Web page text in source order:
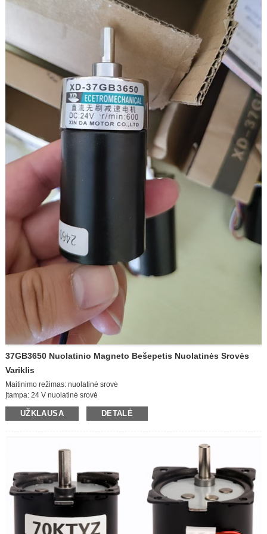
37GB3650 Nuolatinio Magneto Bešepetis Nuolatinės Srovės
Variklis
Maitinimo režimas: nuolatinė srovė
Įtampa: 24 V nuolatinė srovė
Darbinis greitis: didelio greičio variklis
Galia: 15 W
Kryptis: prieš laikrodžio rodyklę / pagal laikrodžio rodyklę
Srovė: 1,1 A
Variklio greitis: 600 aps./min.
Pakuotės dydis: 42 * 30 * 37 cm (70 vnt.)
UŽKLAUSA DETALĖ